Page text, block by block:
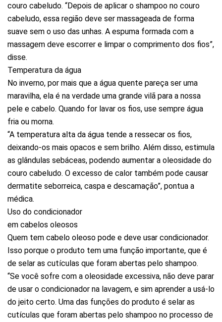
couro cabeludo. “Depois de aplicar o shampoo no couro
cabeludo, essa região deve ser massageada de forma
suave sem o uso das unhas. A espuma formada com a
massagem deve escorrer e limpar o comprimento dos fios”,
disse.
Temperatura da água
No inverno, por mais que a água quente pareça ser uma
maravilha, ela é na verdade uma grande vilã para a nossa
pele e cabelo. Quando for lavar os fios, use sempre água
fria ou morna.
“A temperatura alta da água tende a ressecar os fios,
deixando-os mais opacos e sem brilho. Além disso, estimula
as glândulas sebáceas, podendo aumentar a oleosidade do
couro cabeludo. O excesso de calor também pode causar
dermatite seborreica, caspa e descamação”, pontua a
médica.
Uso do condicionador
em cabelos oleosos
Quem tem cabelo oleoso pode e deve usar condicionador.
Isso porque o produto tem uma função importante, que é
de selar as cutículas que foram abertas pelo shampoo.
“Se você sofre com a oleosidade excessiva, não deve parar
de usar o condicionador na lavagem, e sim aprender a usá-lo
do jeito certo. Uma das funções do produto é selar as
cutículas que foram abertas pelo shampoo no processo de